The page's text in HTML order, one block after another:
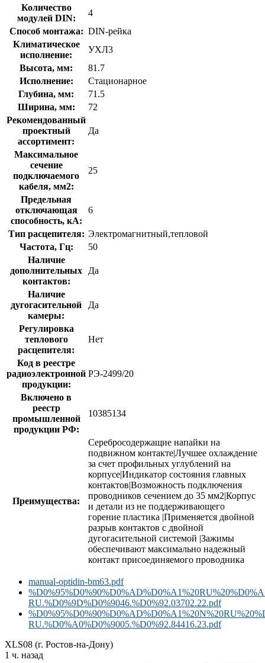
Количество
модулей DIN:
4
Способ монтажа: DIN-рейка
Климатическое
исполнение:
УХЛ3
Высота, мм:
81.7
Исполнение:
Стационарное
Глубина, мм:
71.5
Ширина, мм:
72
Рекомендованный
проектный
ассортимент:
Да
Максимальное
сечение
подключаемого
кабеля, мм2:
25
Предельная
отключающая
способность, кA:
6
Тип расцепителя: Электромагнитный,тепловой
Частота, Гц:
50
Наличие
дополнительных
контактов:
Да
Наличие
дугогасительной
камеры:
Да
Регулировка
теплового
расцепителя:
Нет
Код в реестре
радиоэлектронной
продукции:
РЭ-2499/20
Включено в
реестр
промышленной
продукции РФ:
10385134
Преимущества:
Серебросодержащие напайки на
подвижном контакте|Лучшее охлаждение
за счет профильных углублений на
корпусе|Индикатор состояния главных
контактов|Возможность подключения
проводников сечением до 35 мм2|Корпус
и детали из не поддерживающего
горение пластика |Применяется двойной
разрыв контактов с двойной
дугогасительной системой |Зажимы
обеспечивают максимально надежный
контакт присоединяемого проводника
manual-optidin-bm63.pdf
RU.%D0%9D%D0%9046.%D0%92.03702.22.pdf
RU.%D0%A0%D0%9005.%D0%92.84416.23.pdf
XLS08 (г. Ростов-на-Дону)
1 ч. назад